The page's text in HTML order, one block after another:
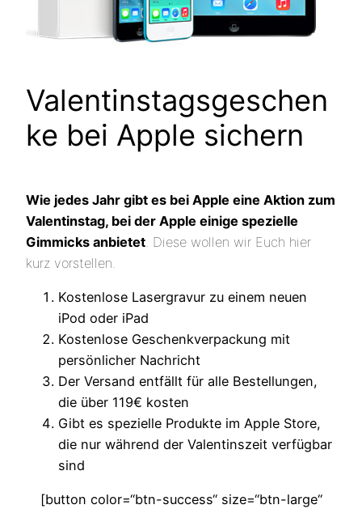
Valentinstagsgeschen
ke bei Apple sichern
Wie jedes Jahr gibt es bei Apple eine Aktion zum
Valentinstag, bei der Apple einige spezielle
Gimmicks anbietet . Diese wollen wir Euch hier
kurz vorstellen.
Kostenlose Lasergravur zu einem neuen
iPod oder iPad
Kostenlose Geschenkverpackung mit
persönlicher Nachricht
Der Versand entfällt für alle Bestellungen,
die über 119€ kosten
Gibt es spezielle Produkte im Apple Store,
die nur während der Valentinszeit verfügbar
sind
[button color=“btn-success“ size=“btn-large“